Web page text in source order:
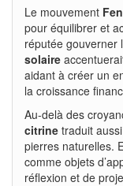
Le mouvement
pour équilibrer et
réputée gouverner
solaire
aidant à créer un
la croissance
Au-delà des
citrine traduit
pierres naturelles.
comme objets
réflexion et de